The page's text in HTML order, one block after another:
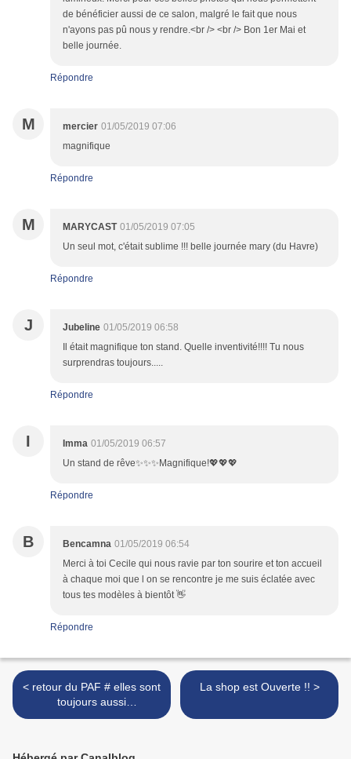
de bénéficier aussi de ce salon, malgré le fait que nous
n'ayons pas pû nous y rendre.<br /> <br /> Bon 1er Mai et
belle journée.
Répondre
M mercier 01/05/2019 07:06
magnifique
Répondre
M MARYCAST 01/05/2019 07:05
Un seul mot, c'était sublime !!! belle journée mary (du Havre)
Répondre
J Jubeline 01/05/2019 06:58
Il était magnifique ton stand. Quelle inventivité!!!! Tu nous
surprendras toujours.....
Répondre
I Imma 01/05/2019 06:57
Un stand de rêve✨✨✨Magnifique!💖💖💖
Répondre
B Bencamna 01/05/2019 06:54
Merci à toi Cecile qui nous ravie par ton sourire et ton accueil
à chaque moi que l on se rencontre je me suis éclatée avec
tous tes modèles à bientôt 👋
Répondre
< retour du PAF # elles sont
toujours aussi
Merveilleuses ...
La shop est Ouverte !! >